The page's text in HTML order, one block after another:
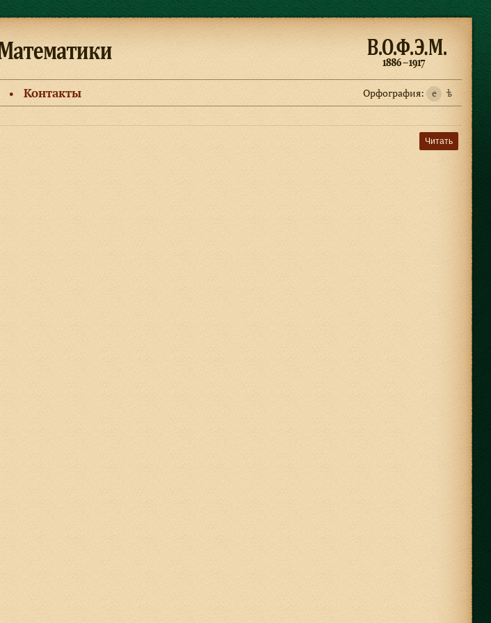
● Контакты Орфография: e ѣ
Читать